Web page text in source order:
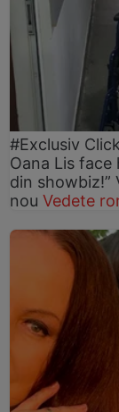
#Exclusiv
Oana Lis face
din showbiz!”
nou Vedete